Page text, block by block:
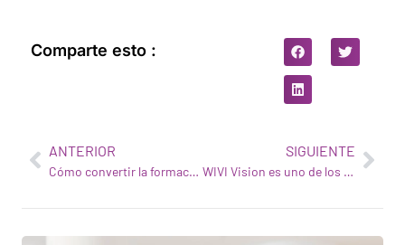
Comparte esto :
ANTERIOR
Cómo convertir la formación visual en una actividad divertida
SIGUIENTE
WIVI Vision es uno de los 3 proyectos elegidos en la 5ª Edición de Unicef Lab